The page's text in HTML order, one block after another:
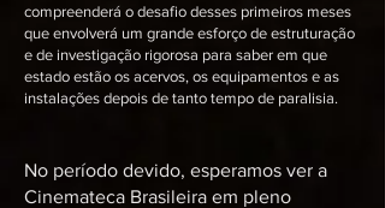
compreenderá o desafio desses primeiros meses
que envolverá um grande esforço de estruturação
e de investigação rigorosa para saber em que
estado estão os acervos, os equipamentos e as
instalações depois de tanto tempo de paralisia.
No período devido, esperamos ver a
Cinemateca Brasileira em pleno